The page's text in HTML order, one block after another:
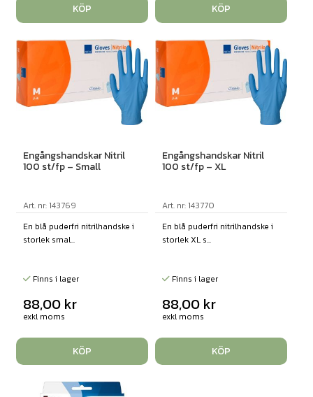
KÖP KÖP
Engångshandskar Nitril
100 st/fp – Small
Art. nr: 143769
En blå puderfri nitrilhandske i
storlek smal...
Finns i lager
88,00 kr
exkl moms
KÖP
Engångshandskar Nitril
100 st/fp – XL
Art. nr: 143770
En blå puderfri nitrilhandske i
storlek XL s...
Finns i lager
88,00 kr
exkl moms
KÖP